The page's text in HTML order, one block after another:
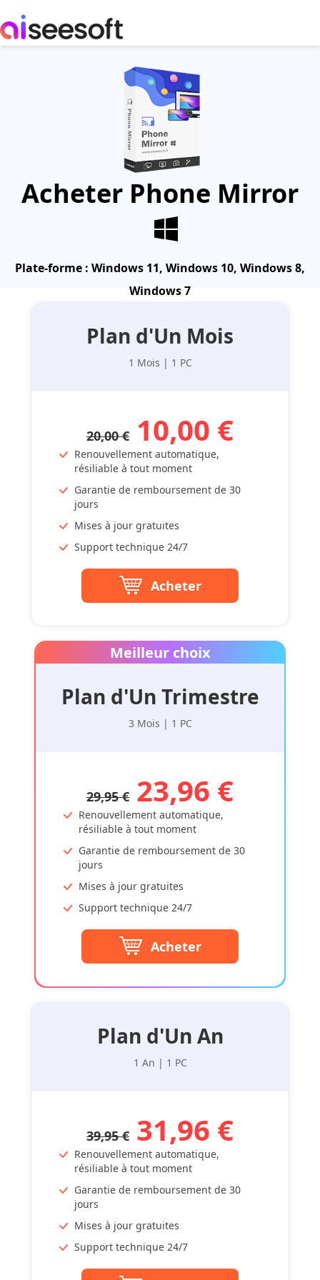
Acheter Phone Mirror
Plate-forme : Windows 11, Windows 10, Windows 8,
Windows 7
Plan d'Un Mois
1 Mois | 1 PC
20,00 € 10,00 €
Renouvellement automatique,
résiliable à tout moment
Garantie de remboursement de 30
jours
Mises à jour gratuites
Support technique 24/7
Acheter
Meilleur choix
Plan d'Un Trimestre
3 Mois | 1 PC
29,95 € 23,96 €
Renouvellement automatique,
résiliable à tout moment
Garantie de remboursement de 30
jours
Mises à jour gratuites
Support technique 24/7
Acheter
Plan d'Un An
1 An | 1 PC
39,95 € 31,96 €
Renouvellement automatique,
résiliable à tout moment
Garantie de remboursement de 30
jours
Mises à jour gratuites
Support technique 24/7